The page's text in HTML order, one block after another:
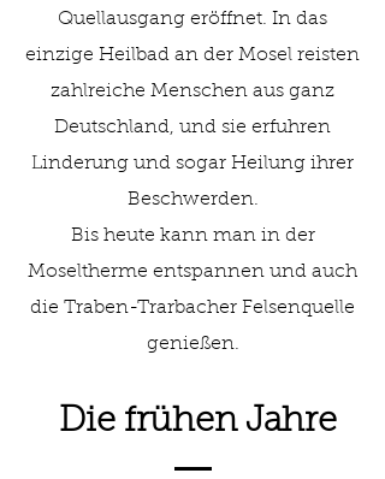
Quellausgang eröffnet. In das
einzige Heilbad an der Mosel reisten
zahlreiche Menschen aus ganz
Deutschland, und sie erfuhren
Linderung und sogar Heilung ihrer
Beschwerden.
Bis heute kann man in der
Moseltherme entspannen und auch
die Traben-Trarbacher Felsenquelle
genießen.
Die frühen Jahre